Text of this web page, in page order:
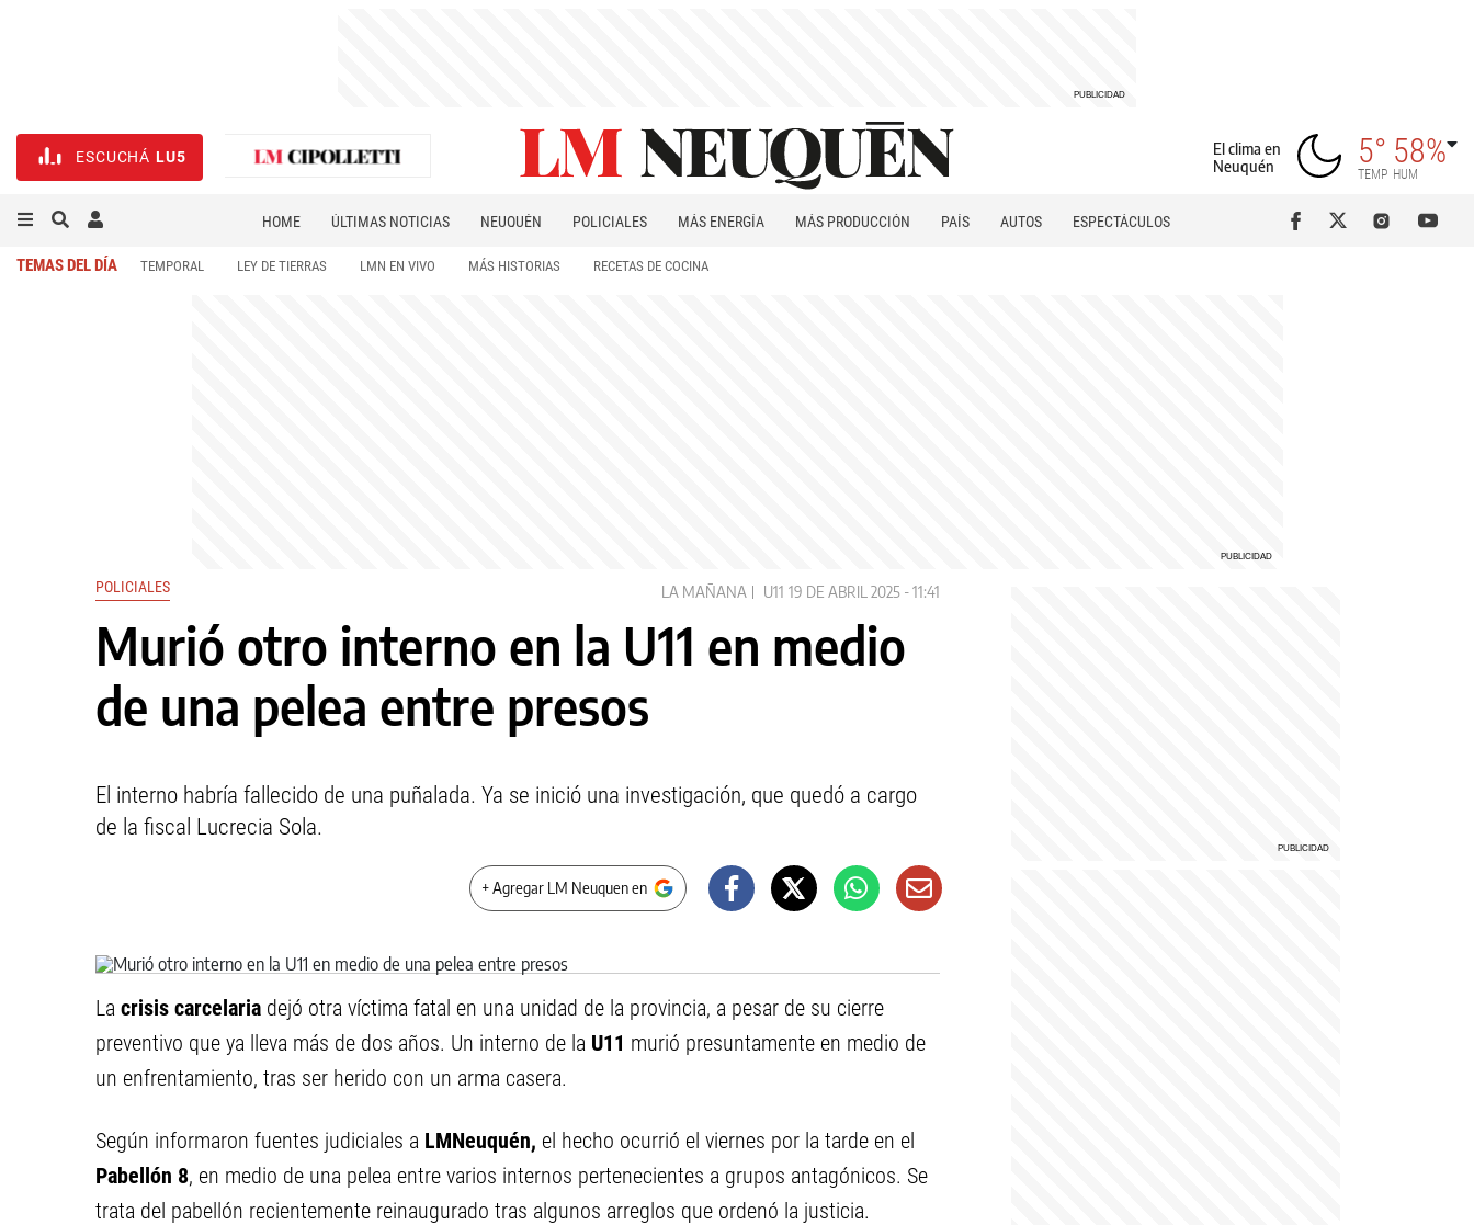
ESCUCHÁ LU5
El clima en
Neuquén
5°
TEMP
58%
HUM
HOME ÚLTIMAS NOTICIAS NEUQUÉN POLICIALES MÁS ENERGÍA MÁS PRODUCCIÓN PAÍS AUTOS
ESPECTÁCULOS
TEMAS DEL DÍA TEMPORAL LEY DE TIERRAS LMN EN VIVO MÁS HISTORIAS RECETAS DE COCINA
POLICIALES LA MAÑANA U11 19 DE ABRIL 2025 - 11:41
Murió otro interno en la U11 en medio
de una pelea entre presos
El interno habría fallecido de una puñalada. Ya se inició una investigación, que quedó a cargo
de la fiscal Lucrecia Sola.
+ Agregar LM Neuquen en
La crisis carcelaria dejó otra víctima fatal en una unidad de la provincia, a pesar de su cierre
preventivo que ya lleva más de dos años. Un interno de la U11 murió presuntamente en medio de
un enfrentamiento, tras ser herido con un arma casera.
Según informaron fuentes judiciales a LMNeuquén, el hecho ocurrió el viernes por la tarde en el
Pabellón 8, en medio de una pelea entre varios internos pertenecientes a grupos antagónicos. Se
trata del pabellón recientemente reinaugurado tras algunos arreglos que ordenó la justicia.